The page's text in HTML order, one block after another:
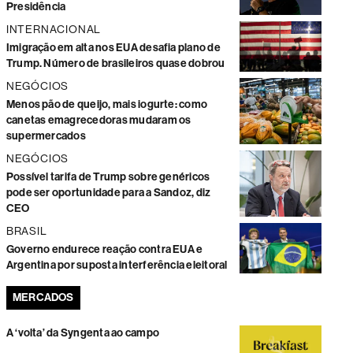
Presidência
INTERNACIONAL
Imigração em alta nos EUA desafia plano de
Trump. Número de brasileiros quase dobrou
NEGÓCIOS
Menos pão de queijo, mais iogurte: como
canetas emagrecedoras mudaram os
supermercados
NEGÓCIOS
Possível tarifa de Trump sobre genéricos
pode ser oportunidade para a Sandoz, diz
CEO
BRASIL
Governo endurece reação contra EUA e
Argentina por suposta interferência eleitoral
MERCADOS
A ‘volta’ da Syngenta ao campo